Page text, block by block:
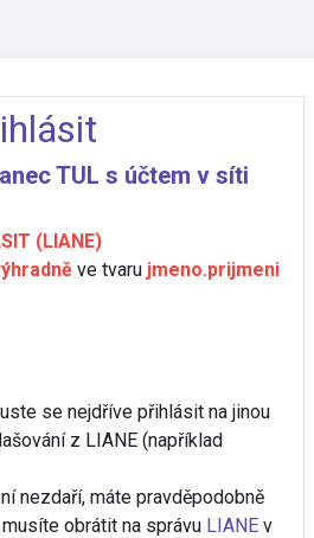
TUL s účtem v síti
(LIANE)
ve tvaru jmeno.prijmeni
se nejdříve přihlásit na jinou
z LIANE (například
nezdaří, máte pravděpodobně
obrátit na správu LIANEv